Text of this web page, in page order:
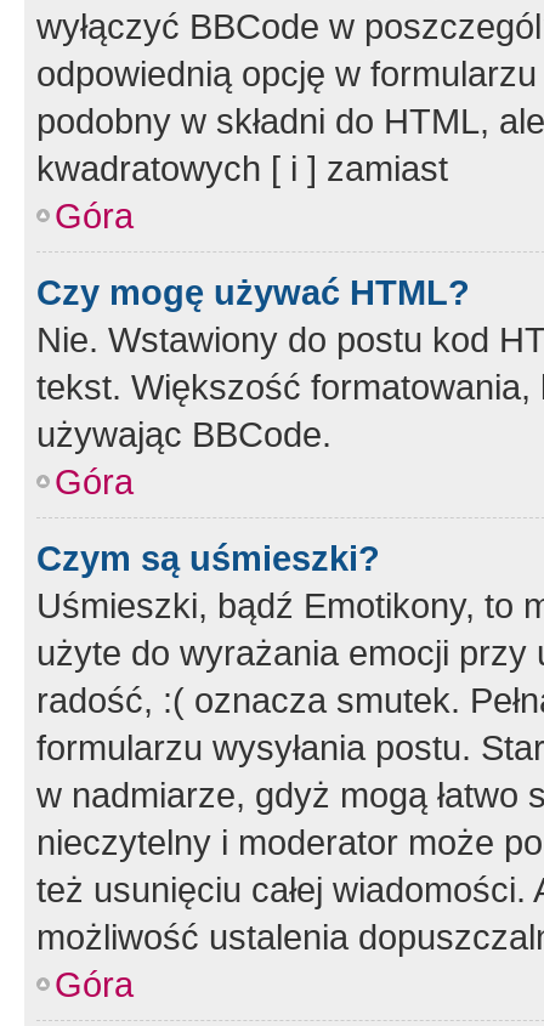
wyłączyć BBCode w
odpowiednią opcję w
podobny w składni do HTML,
kwadratowych [ i ] zamiast
Góra
Czy mogę używać HTML?
Nie. Wstawiony do postu kod
tekst. Większość
używając BBCode.
Góra
Czym są uśmieszki?
Uśmieszki, bądź Emotikony, to
użyte do wyrażania emocji
radość, :( oznacza smutek.
formularzu wysyłania postu.
w nadmiarze, gdyż mogą
nieczytelny i moderator może
też usunięciu całej
możliwość ustalenia
Góra